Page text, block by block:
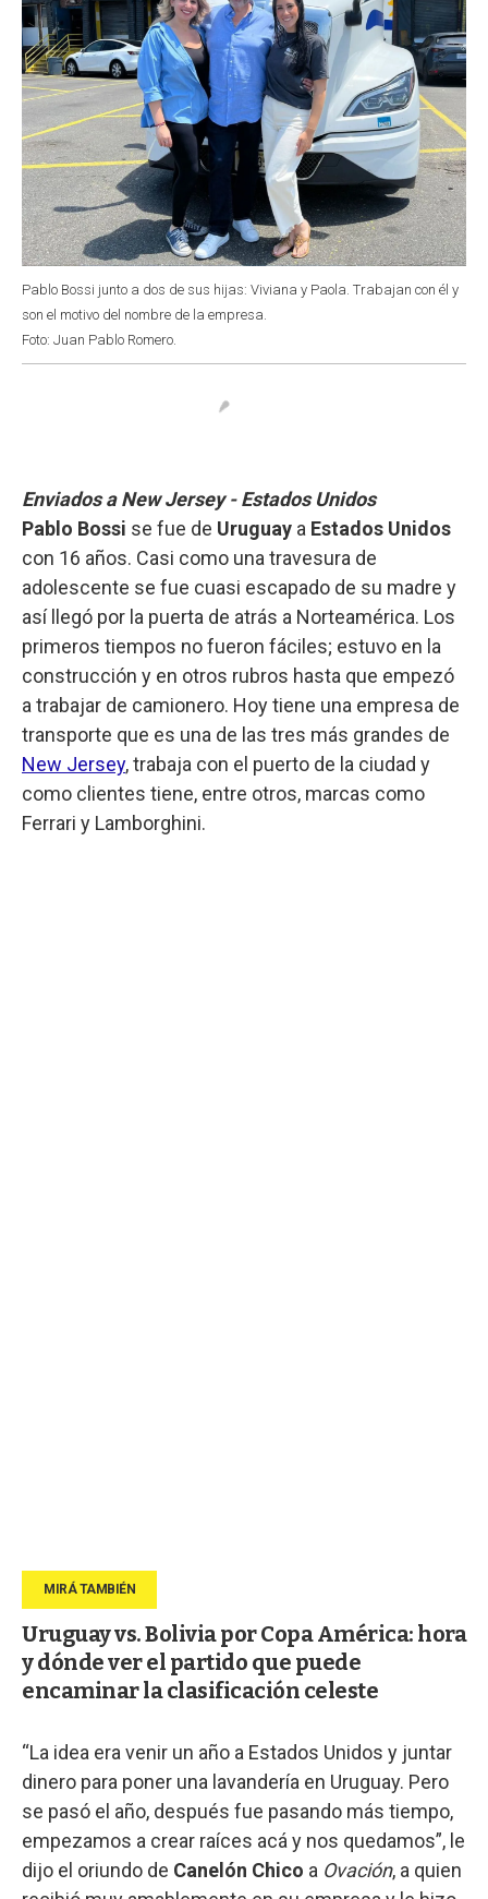
Pablo Bossi junto a dos de sus hijas: Viviana y Paola. Trabajan con él y
son el motivo del nombre de la empresa.
Foto: Juan Pablo Romero.
Enviados a New Jersey - Estados Unidos
Pablo Bossi se fue de Uruguay a Estados Unidos
con 16 años. Casi como una travesura de
adolescente se fue cuasi escapado de su madre y
así llegó por la puerta de atrás a Norteamérica. Los
primeros tiempos no fueron fáciles; estuvo en la
construcción y en otros rubros hasta que empezó
a trabajar de camionero. Hoy tiene una empresa de
transporte que es una de las tres más grandes de
New Jersey, trabaja con el puerto de la ciudad y
como clientes tiene, entre otros, marcas como
Ferrari y Lamborghini.
Uruguay vs. Bolivia por Copa América: hora
y dónde ver el partido que puede
encaminar la clasificación celeste
“La idea era venir un año a Estados Unidos y juntar
dinero para poner una lavandería en Uruguay. Pero
se pasó el año, después fue pasando más tiempo,
empezamos a crear raíces acá y nos quedamos”, le
dijo el oriundo de Canelón Chico a Ovación, a quien